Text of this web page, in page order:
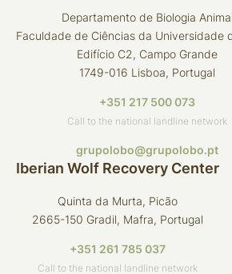
Departamento de Biologia Animal
Faculdade de Ciências da Universidade
Edifício C2, Campo Grande
1749-016 Lisboa, Portugal
+351 217 500 073
Call to the national landline network
grupolobo@grupolobo.pt
Iberian Wolf Recovery Center
Quinta da Murta, Picão
2665-150 Gradil, Mafra, Portugal
+351 261 785 037
Call to the national landline network